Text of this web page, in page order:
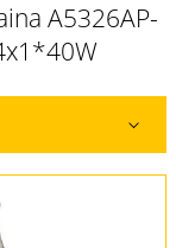
A5326AP-